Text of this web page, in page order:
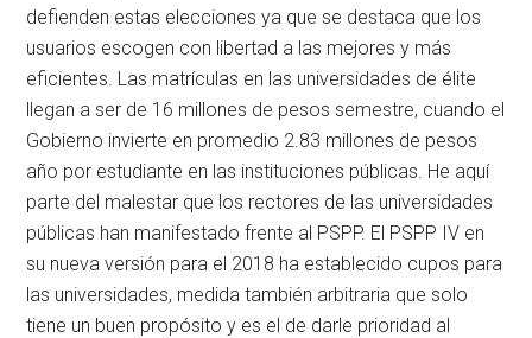
defienden estas elecciones ya que se destaca que los
usuarios escogen con libertad a las mejores y más
eficientes. Las matrículas en las universidades de élite
llegan a ser de 16 millones de pesos semestre, cuando el
Gobierno invierte en promedio 2.83 millones de pesos
año por estudiante en las instituciones públicas. He aquí
parte del malestar que los rectores de las universidades
públicas han manifestado frente al PSPP. El PSPP IV en
su nueva versión para el 2018 ha establecido cupos para
las universidades, medida también arbitraria que solo
tiene un buen propósito y es el de darle prioridad al